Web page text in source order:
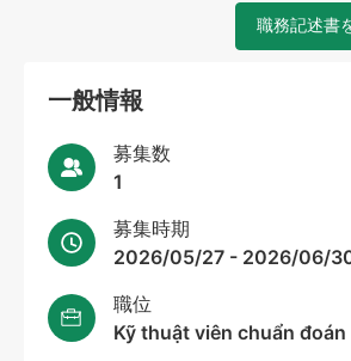
職務記述書
一般情報
募集数
1
募集時期
2026/05/27 - 2026/06/
職位
Kỹ thuật viên chuẩn